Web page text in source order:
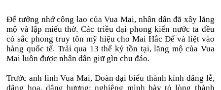
Để tưởng nhớ công lao của Vua Mai, nhân dân đã xây lăng
mộ và lập miếu thờ. Các triều đại phong kiến nước ta đều
có sắc phong truy tôn mỹ hiệu cho Mai Hắc Đế và liệt vào
hàng quốc tế. Trải qua 13 thế kỷ tồn tại, lăng mộ của Vua
Mai luôn được nhân dân giữ gìn chu đáo.
Trước anh linh Vua Mai, Đoàn đại biểu thành kính dâng lễ,
dâng hoa, dâng hương; nghiêng mình bày tỏ lòng thành